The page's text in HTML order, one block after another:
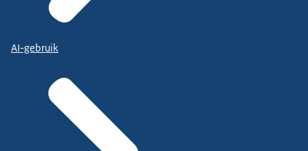
AI-gebruik